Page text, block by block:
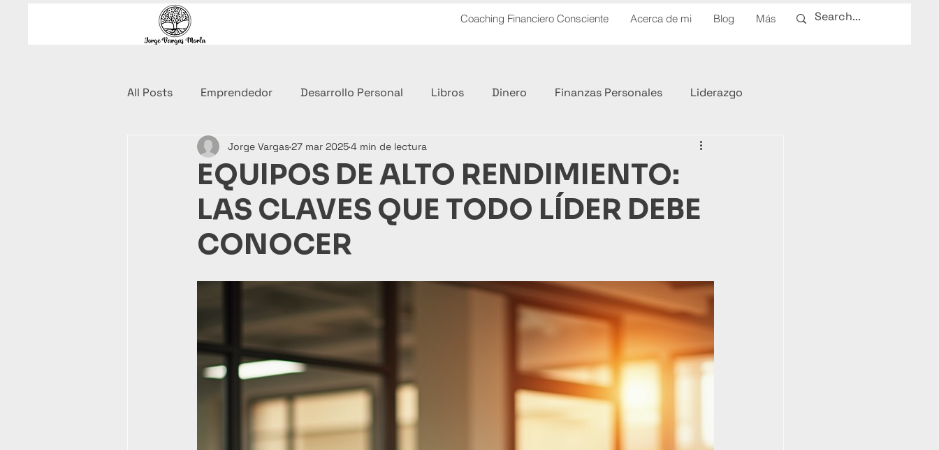
Coaching Financiero Consciente Acerca de mi Blog Más
All Posts Emprendedor Desarrollo Personal Libros Dinero Finanzas Personales Liderazgo
Coaching Financiero
EQUIPOS DE ALTO RENDIMIENTO:
LAS CLAVES QUE TODO LÍDER DEBE
CONOCER
Jorge Vargas27 mar 20254 min de lectura